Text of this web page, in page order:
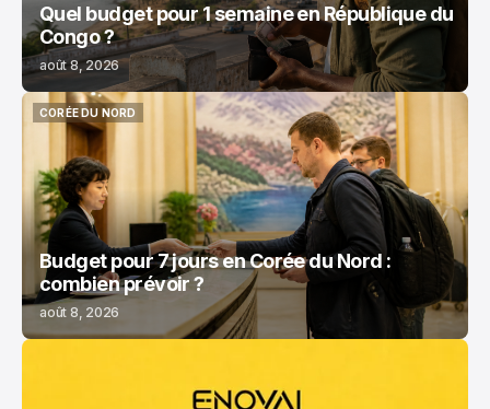
Quel budget pour 1 semaine en République du
Congo ?
août 8, 2026
CORÉE DU NORD
CORÉE DU NORD
Budget pour 7 jours en Corée du Nord :
combien prévoir ?
août 8, 2026